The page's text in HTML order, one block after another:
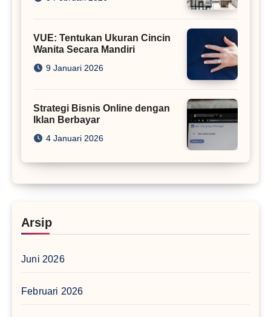
VUE: Tentukan Ukuran Cincin
Wanita Secara Mandiri
9 Januari 2026
Strategi Bisnis Online dengan
Iklan Berbayar
4 Januari 2026
Arsip
Juni 2026
Februari 2026